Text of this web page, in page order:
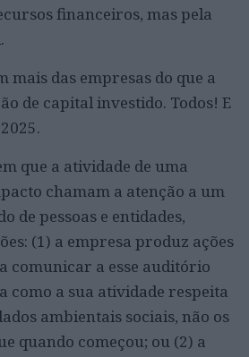
financeiros, mas pela
mais das empresas do que a
de capital investido. Todos! E
que a atividade de uma
chamam a atenção a um
de pessoas e entidades,
(1) a empresa produz ações
comunicar a esse auditório
como a sua atividade respeita
ambientais sociais, não os
quando começou; ou (2) a